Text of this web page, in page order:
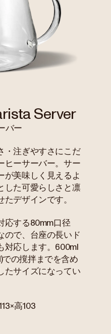
Singapore
United Kingdom
Server
バー
・注ぎやすさにこだ
ヒーサーバー。サー
が美味しく見えるよ
した可愛らしさと凛
デザインです。
応する80mm口径
ので、台座の長いド
対応します。600ml
での撹拌までを含め
たサイズになってい
高103